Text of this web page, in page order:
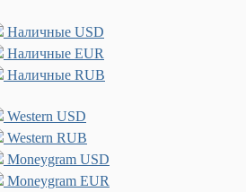
Наличные USD
Наличные EUR
Наличные RUB
Western USD
Western RUB
Moneygram USD
Moneygram EUR